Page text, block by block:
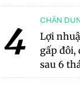
4 CHÂN
Lợi
gấp đôi,
sau 6